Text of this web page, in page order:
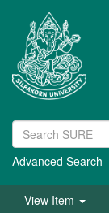
Advanced Search
View Item